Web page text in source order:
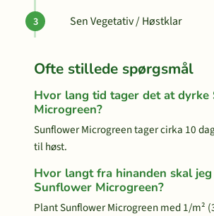
Sen Vegetativ / Høstklar
Ofte stillede spørgsmål
Hvor lang tid tager det at dyrke
Microgreen?
Sunflower Microgreen tager cirka 10
til høst.
Hvor langt fra hinanden skal
Sunflower Microgreen?
Plant Sunflower Microgreen med 1/m²